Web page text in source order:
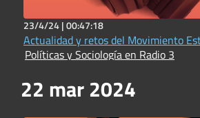
23/4/24 |00:47:18
Actualidad y retos del Movimiento
Políticas y Sociología en Radio 3
22 mar 2024